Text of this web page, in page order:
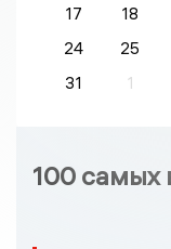
17
18
24
25
31
1
100 самых